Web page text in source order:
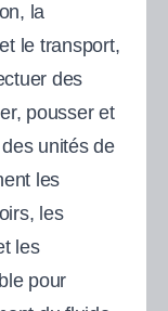
la
le transport,
des
pousser et
unités de
les
les
les
pour